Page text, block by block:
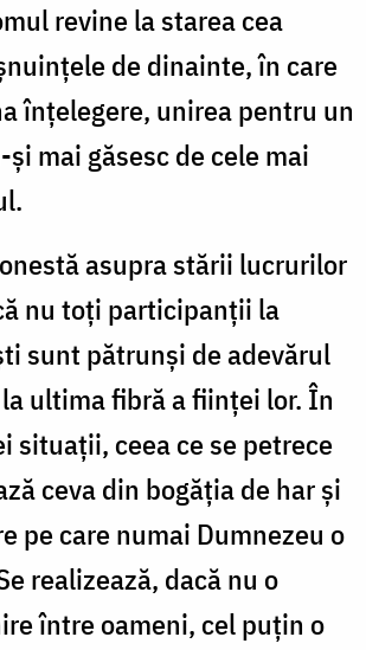
revine la starea cea
de dinainte, în care
înţelegere, unirea pentru un
mai găsesc de cele mai
asupra stării lucrurilor
nu toţi participanţii la
sunt pătrunşi de adevărul
ultima fibră a fiinţei lor. În
situaţii, ceea ce se petrece
ceva din bogăţia de har şi
pe care numai Dumnezeu o
realizează, dacă nu o
între oameni, cel puţin o